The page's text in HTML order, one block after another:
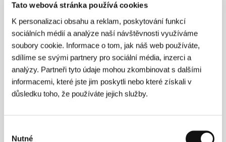
Tato webová stránka používá cookies
K personalizaci obsahu a reklam, poskytování funkcí
sociálních médií a analýze naší návštěvnosti využíváme
soubory cookie. Informace o tom, jak náš web používáte,
sdílíme se svými partnery pro sociální média, inzerci a
analýzy. Partneři tyto údaje mohou zkombinovat s dalšími
informacemi, které jste jim poskytli nebo které získali v
důsledku toho, že používáte jejich služby.
souhlasu
Nutné
Ziska Riemannová (1973, Mnichov) uveřejnila v roce
1991 spolu s Gerhardem Seyfriedem svůj první
komiks. Po pěti dalších společných dílech vydala v
komiksovým kreslířům. Vedle práce kreslířky komiksů